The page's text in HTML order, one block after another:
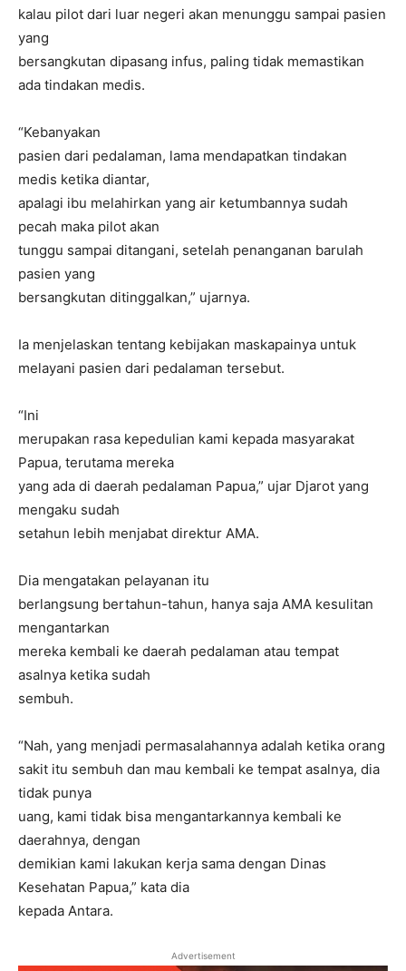
kalau pilot dari luar negeri akan menunggu sampai pasien
yang
bersangkutan dipasang infus, paling tidak memastikan
ada tindakan medis.
“Kebanyakan
pasien dari pedalaman, lama mendapatkan tindakan
medis ketika diantar,
apalagi ibu melahirkan yang air ketumbannya sudah
pecah maka pilot akan
tunggu sampai ditangani, setelah penanganan barulah
pasien yang
bersangkutan ditinggalkan,” ujarnya.
Ia menjelaskan tentang kebijakan maskapainya untuk
melayani pasien dari pedalaman tersebut.
“Ini
merupakan rasa kepedulian kami kepada masyarakat
Papua, terutama mereka
yang ada di daerah pedalaman Papua,” ujar Djarot yang
mengaku sudah
setahun lebih menjabat direktur AMA.
Dia mengatakan pelayanan itu
berlangsung bertahun-tahun, hanya saja AMA kesulitan
mengantarkan
mereka kembali ke daerah pedalaman atau tempat
asalnya ketika sudah
sembuh.
“Nah, yang menjadi permasalahannya adalah ketika orang
sakit itu sembuh dan mau kembali ke tempat asalnya, dia
tidak punya
uang, kami tidak bisa mengantarkannya kembali ke
daerahnya, dengan
demikian kami lakukan kerja sama dengan Dinas
Kesehatan Papua,” kata dia
kepada Antara.
Advertisement